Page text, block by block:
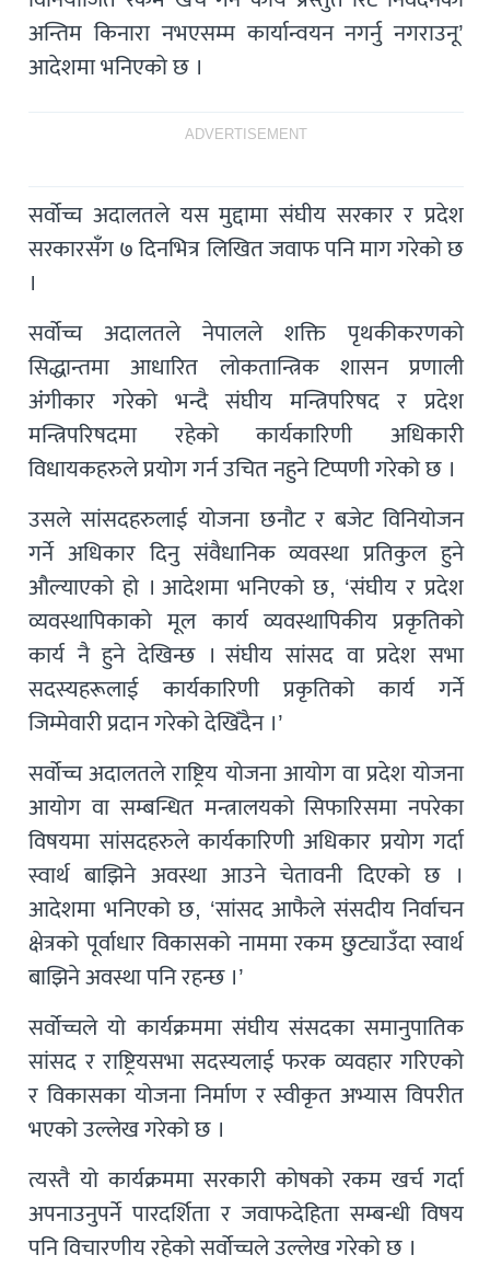
अन्तिम किनारा नभएसम्म कार्यान्वयन नगर्नु नगराउनू’
आदेशमा भनिएको छ ।
ADVERTISEMENT
सर्वोच्च अदालतले यस मुद्दामा संघीय सरकार र प्रदेश
सरकारसँग ७ दिनभित्र लिखित जवाफ पनि माग गरेको छ
।
सर्वोच्च अदालतले नेपालले शक्ति पृथकीकरणको
सिद्धान्तमा आधारित लोकतान्त्रिक शासन प्रणाली
अंंगीकार गरेको भन्दै संघीय मन्त्रिपरिषद र प्रदेश
मन्त्रिपरिषदमा रहेको कार्यकारिणी अधिकारी
विधायकहरुले प्रयोग गर्न उचित नहुने टिप्पणी गरेको छ ।
उसले सांसदहरुलाई योजना छनौट र बजेट विनियोजन
गर्ने अधिकार दिनु संवैधानिक व्यवस्था प्रतिकुल हुने
औल्याएको हो । आदेशमा भनिएको छ, ‘संघीय र प्रदेश
व्यवस्थापिकाको मूल कार्य व्यवस्थापिकीय प्रकृतिको
कार्य नै हुने देखिन्छ । संघीय सांसद वा प्रदेश सभा
सदस्यहरूलाई कार्यकारिणी प्रकृतिको कार्य गर्ने
जिम्मेवारी प्रदान गरेको देखिँदैन ।’
सर्वोच्च अदालतले राष्ट्रिय योजना आयोग वा प्रदेश योजना
आयोग वा सम्बन्धित मन्त्रालयको सिफारिसमा नपरेका
विषयमा सांसदहरुले कार्यकारिणी अधिकार प्रयोग गर्दा
स्वार्थ बाझिने अवस्था आउने चेतावनी दिएको छ ।
आदेशमा भनिएको छ, ‘सांसद आफैले संसदीय निर्वाचन
क्षेत्रको पूर्वाधार विकासको नाममा रकम छुट्याउँदा स्वार्थ
बाझिने अवस्था पनि रहन्छ ।’
सर्वोच्चले यो कार्यक्रममा संघीय संसदका समानुपातिक
सांसद र राष्ट्रियसभा सदस्यलाई फरक व्यवहार गरिएको
र विकासका योजना निर्माण र स्वीकृत अभ्यास विपरीत
भएको उल्लेख गरेको छ ।
त्यस्तै यो कार्यक्रममा सरकारी कोषको रकम खर्च गर्दा
अपनाउनुपर्ने पारदर्शिता र जवाफदेहिता सम्बन्धी विषय
पनि विचारणीय रहेको सर्वोच्चले उल्लेख गरेको छ ।